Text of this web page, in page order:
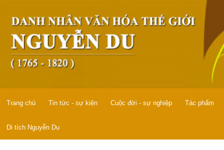
Trang chủ Tin tức - sự kiện Cuộc đời - sự nghiệp Tác phẩm
Di tích Nguyễn Du